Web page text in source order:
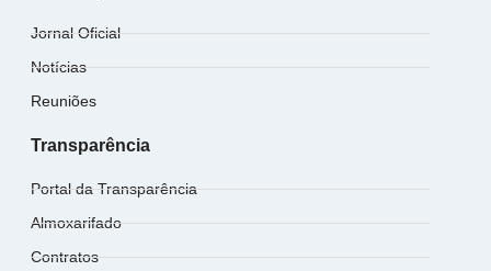
Jornal Oficial
Notícias
Reuniões
Transparência
Portal da Transparência
Almoxarifado
Contratos